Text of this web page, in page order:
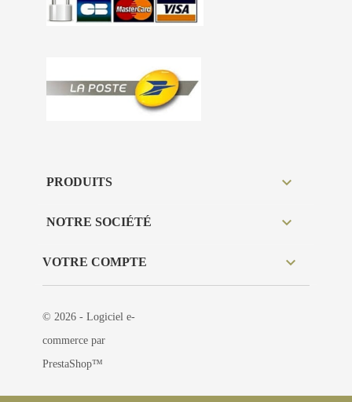
PRODUITS 
NOTRE SOCIÉTÉ 
VOTRE COMPTE 
© 2026 - Logiciel e-
commerce par
PrestaShop™